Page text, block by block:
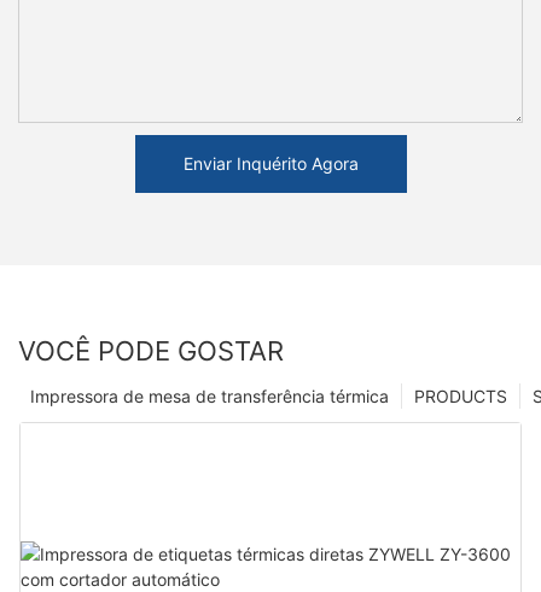
Enviar Inquérito Agora
VOCÊ PODE GOSTAR
PRODUCTS
Impressora de mesa de transferência térmica